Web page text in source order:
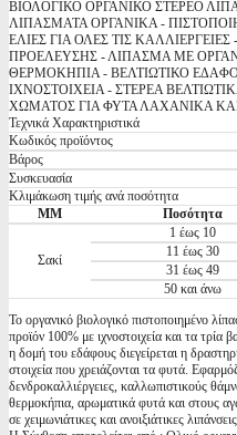
ΒΙΟΛΟΓΙΚΟ ΟΡΓΑΝΙΚΟ ΣΤΕΡΕΟ
ΛΙΠΑΣΜΑΤΑ ΟΡΓΑΝΙΚΑ -
ΕΛΙΕΣ ΓΙΑ ΟΛΕΣ ΤΙΣ
ΠΡΟΕΛΕΥΣΗΣ - ΛΙΠΑΣΜΑ ΜΕ
ΘΕΡΜΟΚΗΠΙΑ - ΒΕΛΤΙΩΤΙΚΟ
ΙΧΝΟΣΤΟΙΧΕΙΑ - ΣΤΕΡΕΑ
ΧΩΜΑΤΟΣ ΓΙΑ ΦΥΤΑ ΛΑΧΑΝΙΚΑ
Τεχνικά Χαρακτηριστικά
Κωδικός προϊόντος
Βάρος
Συσκευασία
Κλιμάκωση τιμής ανά ποσότητα
ΜΜ
Ποσότητα
Σακί
1 έως 10
11 έως 30
31 έως 49
50 και άνω
Το οργανικό βιολογικό πιστοποιημένο
προϊόν 100% με ιχνοστοιχεία και τα τρία
η δομή του εδάφους διεγείρεται η
στοιχεία που χρειάζονται τα φυτά.
δενδροκαλλιέργειες, καλλωπιστικούς
θερμοκήπια, αρωματικά φυτά και στους
σε χειμωνιάτικες και ανοιξιάτικες